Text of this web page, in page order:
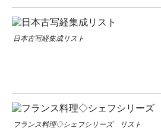
日本古写経集成リスト
フランス料理◇シェフシリーズ リスト